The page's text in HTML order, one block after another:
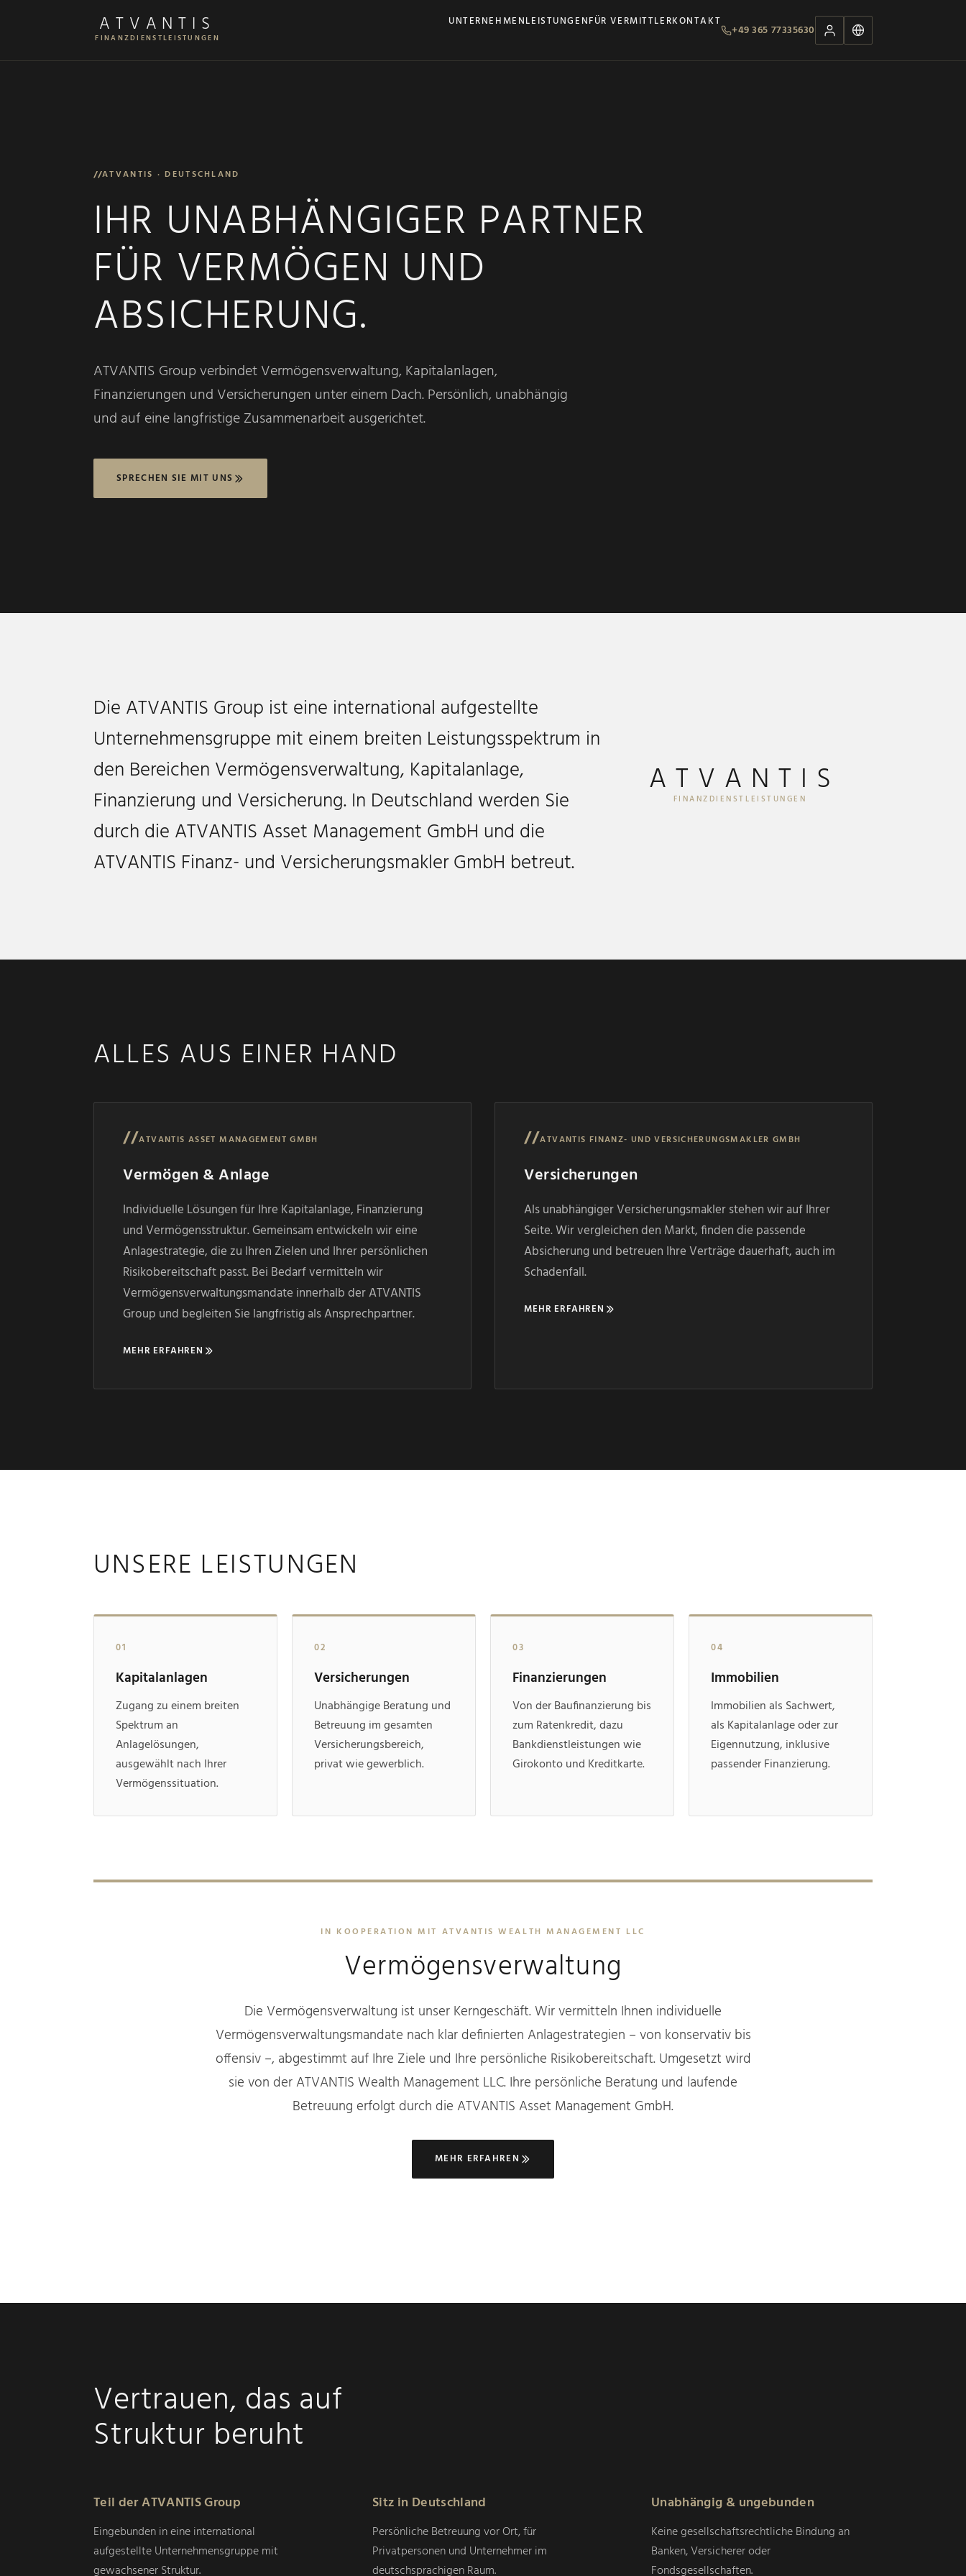
ATVANTIS
FINANZDIENSTLEISTUNGEN
UNTERNEHMENLEISTUNGENFÜR VERMITTLERKONTAKT
+49 365 77335630
//ATVANTIS · DEUTSCHLAND
IHR UNABHÄNGIGER PARTNER
FÜR VERMÖGEN UND
ABSICHERUNG.
ATVANTIS Group verbindet Vermögensverwaltung, Kapitalanlagen,
Finanzierungen und Versicherungen unter einem Dach. Persönlich, unabhängig
und auf eine langfristige Zusammenarbeit ausgerichtet.
SPRECHEN SIE MIT UNS
Die ATVANTIS Group ist eine international aufgestellte
Unternehmensgruppe mit einem breiten Leistungsspektrum in
den Bereichen Vermögensverwaltung, Kapitalanlage,
Finanzierung und Versicherung. In Deutschland werden Sie
durch die ATVANTIS Asset Management GmbH und die
ATVANTIS Finanz- und Versicherungsmakler GmbH betreut.
ATVANTIS
FINANZDIENSTLEISTUNGEN
ALLES AUS EINER HAND
//ATVANTIS ASSET MANAGEMENT GMBH
Vermögen & Anlage
Individuelle Lösungen für Ihre Kapitalanlage, Finanzierung
und Vermögensstruktur. Gemeinsam entwickeln wir eine
Anlagestrategie, die zu Ihren Zielen und Ihrer persönlichen
Risikobereitschaft passt. Bei Bedarf vermitteln wir
Vermögensverwaltungsmandate innerhalb der ATVANTIS
Group und begleiten Sie langfristig als Ansprechpartner.
MEHR ERFAHREN
//ATVANTIS FINANZ- UND VERSICHERUNGSMAKLER GMBH
Versicherungen
Als unabhängiger Versicherungsmakler stehen wir auf Ihrer
Seite. Wir vergleichen den Markt, finden die passende
Absicherung und betreuen Ihre Verträge dauerhaft, auch im
Schadenfall.
MEHR ERFAHREN
UNSERE LEISTUNGEN
01
Kapitalanlagen
Zugang zu einem breiten
Spektrum an
Anlagelösungen,
ausgewählt nach Ihrer
Vermögenssituation.
02
Versicherungen
Unabhängige Beratung und
Betreuung im gesamten
Versicherungsbereich,
privat wie gewerblich.
03
Finanzierungen
Von der Baufinanzierung bis
zum Ratenkredit, dazu
Bankdienstleistungen wie
Girokonto und Kreditkarte.
04
Immobilien
Immobilien als Sachwert,
als Kapitalanlage oder zur
Eigennutzung, inklusive
passender Finanzierung.
IN KOOPERATION MIT ATVANTIS WEALTH MANAGEMENT LLC
Vermögensverwaltung
Die Vermögensverwaltung ist unser Kerngeschäft. Wir vermitteln Ihnen individuelle
Vermögensverwaltungsmandate nach klar definierten Anlagestrategien – von konservativ bis
offensiv –, abgestimmt auf Ihre Ziele und Ihre persönliche Risikobereitschaft. Umgesetzt wird
sie von der ATVANTIS Wealth Management LLC. Ihre persönliche Beratung und laufende
Betreuung erfolgt durch die ATVANTIS Asset Management GmbH.
MEHR ERFAHREN
Vertrauen, das auf
Struktur beruht
Teil der ATVANTIS Group
Eingebunden in eine international
aufgestellte Unternehmensgruppe mit
gewachsener Struktur.
Sitz in Deutschland
Persönliche Betreuung vor Ort, für
Privatpersonen und Unternehmer im
deutschsprachigen Raum.
Unabhängig & ungebunden
Keine gesellschaftsrechtliche Bindung an
Banken, Versicherer oder
Fondsgesellschaften.